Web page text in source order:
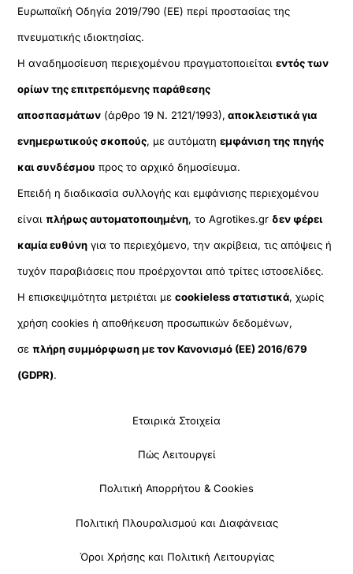
Ευρωπαϊκή Οδηγία 2019/790 (ΕΕ) περί προστασίας της
πνευματικής ιδιοκτησίας.
Η αναδημοσίευση περιεχομένου πραγματοποιείταιεντός των
ορίων της επιτρεπόμενης παράθεσης
αποσπασμάτων (άρθρο 19 Ν. 2121/1993), αποκλειστικά για
ενημερωτικούς σκοπούς, με αυτόματηεμφάνιση της πηγής
και συνδέσμου προς το αρχικό δημοσίευμα.
Επειδή η διαδικασία συλλογής και εμφάνισης περιεχομένου
είναιπλήρως αυτοματοποιημένη, το Agrotikes.gr δεν φέρει
καμία ευθύνη για το περιεχόμενο, την ακρίβεια, τις απόψεις ή
τυχόν παραβιάσεις που προέρχονται από τρίτες ιστοσελίδες.
Η επισκεψιμότητα μετριέται μεcookieless στατιστικά, χωρίς
χρήση cookies ή αποθήκευση προσωπικών δεδομένων,
σεπλήρη συμμόρφωση με τον Κανονισμό (ΕΕ) 2016/679
(GDPR).
Εταιρικά Στοιχεία
Πώς Λειτουργεί
Πολιτική Απορρήτου & Cookies
Πολιτική Πλουραλισμού και Διαφάνειας
Όροι Χρήσης και Πολιτική Λειτουργίας